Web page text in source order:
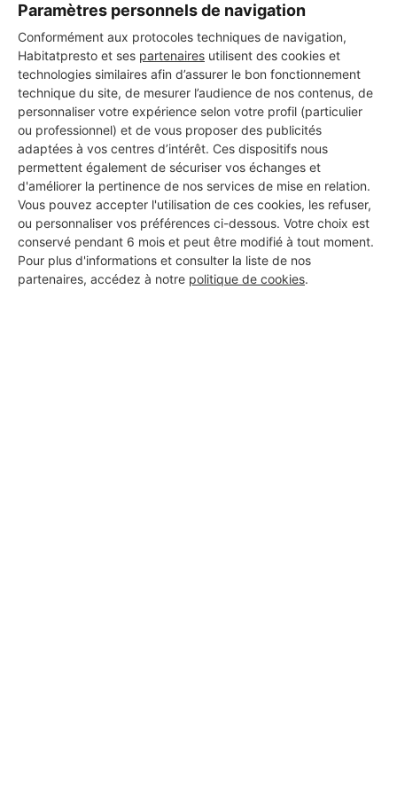
Paramètres personnels de navigation
Conformément aux protocoles techniques de navigation,
Habitatpresto et ses partenaires utilisent des cookies et
technologies similaires afin d’assurer le bon fonctionnement
technique du site, de mesurer l’audience de nos contenus, de
personnaliser votre expérience selon votre profil (particulier
ou professionnel) et de vous proposer des publicités
adaptées à vos centres d’intérêt. Ces dispositifs nous
permettent également de sécuriser vos échanges et
d'améliorer la pertinence de nos services de mise en relation.
Vous pouvez accepter l'utilisation de ces cookies, les refuser,
ou personnaliser vos préférences ci-dessous. Votre choix est
conservé pendant 6 mois et peut être modifié à tout moment.
Pour plus d'informations et consulter la liste de nos
partenaires, accédez à notre politique de cookies.
Les 3 autres Installateurs
d'alarmes pour vos travaux à
Fléac
bobati16
Fléac
20 ans d'expérience
Voir sa fiche